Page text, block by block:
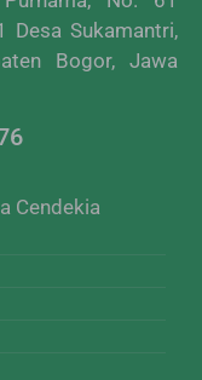
Desa Sukamantri,
Bogor, Jawa
Cendekia